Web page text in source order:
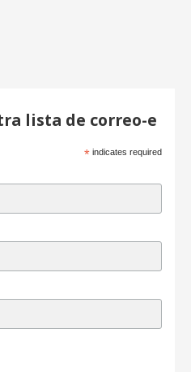
lista de correo-e
* indicates required